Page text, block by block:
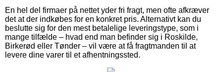
En hel del firmaer på nettet yder fri fragt, men ofte afkræver
det at der indkøbes for en konkret pris. Alternativt kan du
beslutte sig for den mest betalelige leveringstype, som i
mange tilfælde – hvad end man befinder sig i Roskilde,
Birkerød eller Tønder – vil være at få fragtmanden til at
levere dine varer til et afhentningssted.